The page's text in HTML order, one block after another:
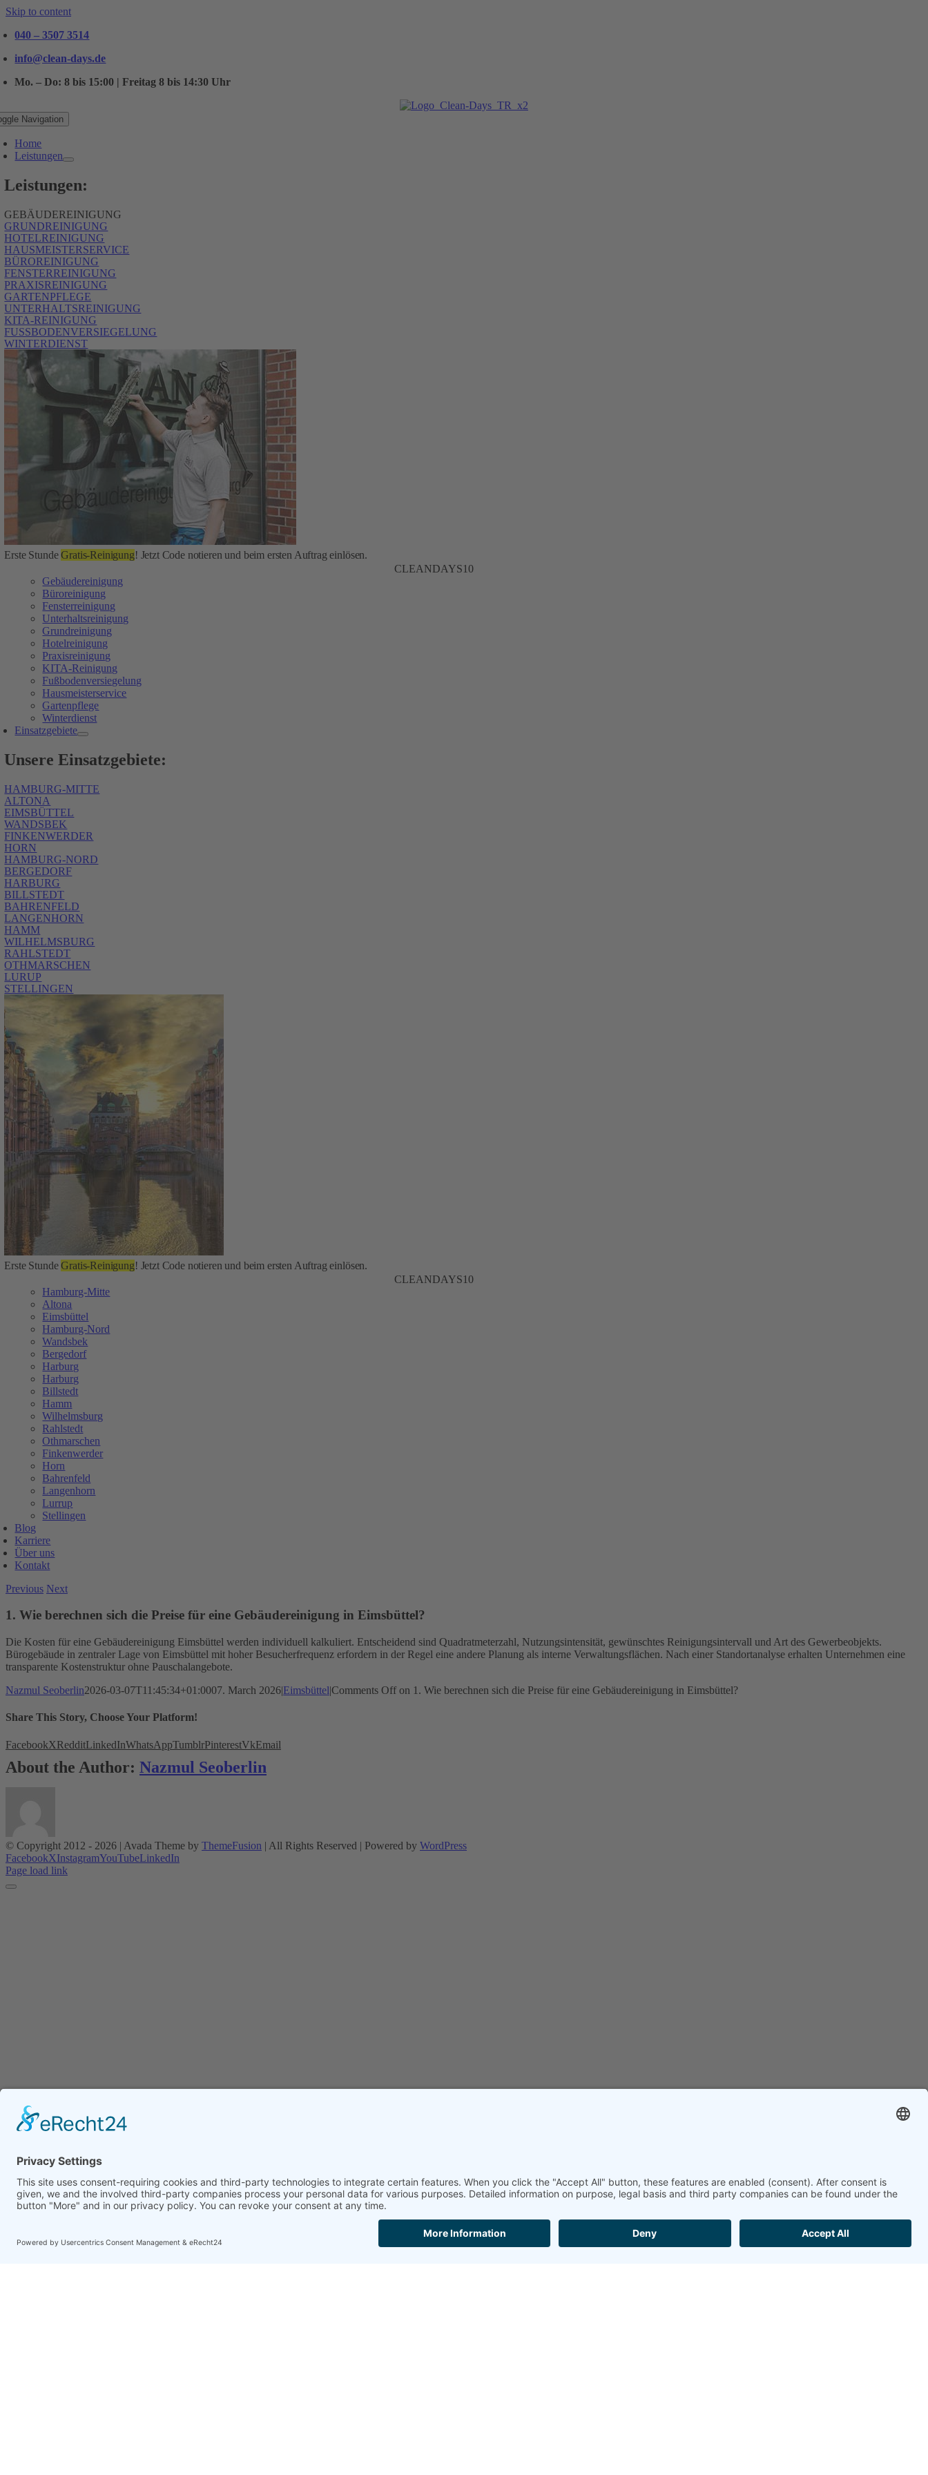
Skip to content
040 – 3507 3514
info@clean-days.de
Mo. – Do: 8 bis 15:00 | Freitag 8 bis 14:30 Uhr
Navigation
Home
Leistungen
Leistungen:
GEBÄUDEREINIGUNG
GRUNDREINIGUNG
HOTELREINIGUNG
HAUSMEISTERSERVICE
BÜROREINIGUNG
FENSTERREINIGUNG
PRAXISREINIGUNG
GARTENPFLEGE
UNTERHALTSREINIGUNG
KITA-REINIGUNG
FUSSBODENVERSIEGELUNG
WINTERDIENST
Erste StundeGratis-Reinigung! Jetzt Code notieren und beim ersten Auftrag einlösen.
CLEANDAYS10
Gebäudereinigung
Büroreinigung
Fensterreinigung
Unterhaltsreinigung
Grundreinigung
Hotelreinigung
Praxisreinigung
KITA-Reinigung
Fußbodenversiegelung
Hausmeisterservice
Gartenpflege
Winterdienst
Einsatzgebiete
Unsere Einsatzgebiete:
HAMBURG-MITTE
ALTONA
EIMSBÜTTEL
WANDSBEK
FINKENWERDER
HORN
HAMBURG-NORD
BERGEDORF
HARBURG
BILLSTEDT
BAHRENFELD
LANGENHORN
HAMM
WILHELMSBURG
RAHLSTEDT
OTHMARSCHEN
LURUP
STELLINGEN
Erste StundeGratis-Reinigung! Jetzt Code notieren und beim ersten Auftrag einlösen.
CLEANDAYS10
Hamburg-Mitte
Altona
Eimsbüttel
Hamburg-Nord
Wandsbek
Bergedorf
Harburg
Harburg
Billstedt
Hamm
Wilhelmsburg
Rahlstedt
Othmarschen
Finkenwerder
Horn
Bahrenfeld
Langenhorn
Lurrup
Stellingen
Blog
Karriere
Über uns
Kontakt
Previous Next
1. Wie berechnen sich die Preise für eine Gebäudereinigung in Eimsbüttel?
Die Kosten für eine Gebäudereinigung Eimsbüttel werden individuell kalkuliert. Entscheidend sind Quadratmeterzahl, Nutzungsintensität, gewünschtes Reinigungsintervall und Art des Gewerbeobjekts.
Bürogebäude in zentraler Lage von Eimsbüttel mit hoher Besucherfrequenz erfordern in der Regel eine andere Planung als interne Verwaltungsflächen. Nach einer Standortanalyse erhalten Unternehmen eine
transparente Kostenstruktur ohne Pauschalangebote.
Nazmul Seoberlin2026-03-07T11:45:34+01:0007. March 2026|Eimsbüttel|Comments Off on 1. Wie berechnen sich die Preise für eine Gebäudereinigung in Eimsbüttel?
Share This Story, Choose Your Platform!
FacebookXRedditLinkedInWhatsAppTumblrPinterestVkEmail
About the Author: Nazmul Seoberlin
© Copyright 2012 - 2026 | Avada Theme by ThemeFusion | All Rights Reserved | Powered by WordPress
FacebookXInstagramYouTubeLinkedIn
Page load link